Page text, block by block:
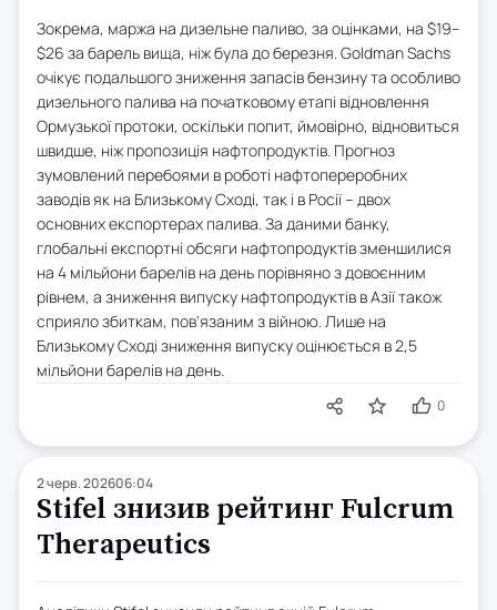
Зокрема, маржа на дизельне паливо, за оцінками, на $19–
$26 за барель вища, ніж була до березня. Goldman Sachs
очікує подальшого зниження запасів бензину та особливо
дизельного палива на початковому етапі відновлення
Ормузької протоки, оскільки попит, ймовірно, відновиться
швидше, ніж пропозиція нафтопродуктів. Прогноз
зумовлений перебоями в роботі нафтопереробних
заводів як на Близькому Сході, так і в Росії – двох
основних експортерах палива. За даними банку,
глобальні експортні обсяги нафтопродуктів зменшилися
на 4 мільйони барелів на день порівняно з довоєнним
рівнем, а зниження випуску нафтопродуктів в Азії також
сприяло збиткам, пов'язаним з війною. Лише на
Близькому Сході зниження випуску оцінюється в 2,5
мільйони барелів на день.
0
2 черв. 202606:04
Stifel знизив рейтинг Fulcrum
Therapeutics